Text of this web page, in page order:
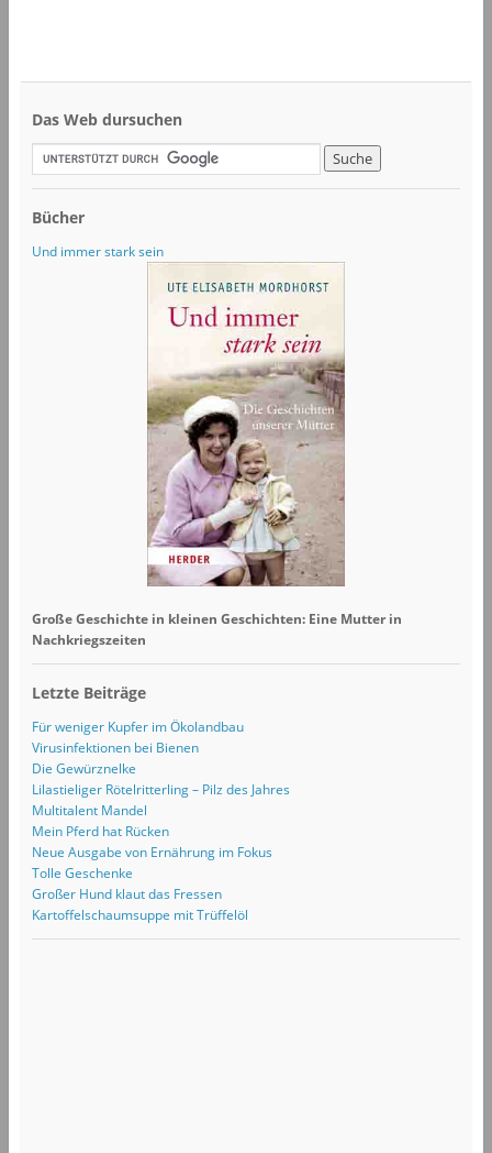
Das Web dursuchen
Bücher
Und immer stark sein
Große Geschichte in kleinen Geschichten: Eine Mutter in
Nachkriegszeiten
Letzte Beiträge
Für weniger Kupfer im Ökolandbau
Virusinfektionen bei Bienen
Die Gewürznelke
Lilastieliger Rötelritterling – Pilz des Jahres
Multitalent Mandel
Mein Pferd hat Rücken
Neue Ausgabe von Ernährung im Fokus
Tolle Geschenke
Großer Hund klaut das Fressen
Kartoffelschaumsuppe mit Trüffelöl